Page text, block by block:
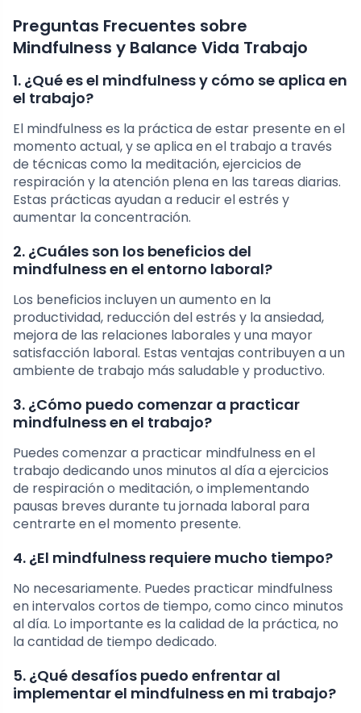
Preguntas Frecuentes sobre
Mindfulness y Balance Vida Trabajo
1. ¿Qué es el mindfulness y cómo se aplica en
el trabajo?
El mindfulness es la práctica de estar presente en el
momento actual, y se aplica en el trabajo a través
de técnicas como la meditación, ejercicios de
respiración y la atención plena en las tareas diarias.
Estas prácticas ayudan a reducir el estrés y
aumentar la concentración.
2. ¿Cuáles son los beneficios del
mindfulness en el entorno laboral?
Los beneficios incluyen un aumento en la
productividad, reducción del estrés y la ansiedad,
mejora de las relaciones laborales y una mayor
satisfacción laboral. Estas ventajas contribuyen a un
ambiente de trabajo más saludable y productivo.
3. ¿Cómo puedo comenzar a practicar
mindfulness en el trabajo?
Puedes comenzar a practicar mindfulness en el
trabajo dedicando unos minutos al día a ejercicios
de respiración o meditación, o implementando
pausas breves durante tu jornada laboral para
centrarte en el momento presente.
4. ¿El mindfulness requiere mucho tiempo?
No necesariamente. Puedes practicar mindfulness
en intervalos cortos de tiempo, como cinco minutos
al día. Lo importante es la calidad de la práctica, no
la cantidad de tiempo dedicado.
5. ¿Qué desafíos puedo enfrentar al
implementar el mindfulness en mi trabajo?